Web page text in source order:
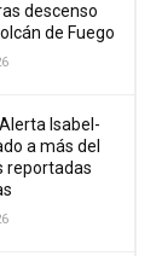
descenso
de Fuego
Isabel-
a más del
reportadas